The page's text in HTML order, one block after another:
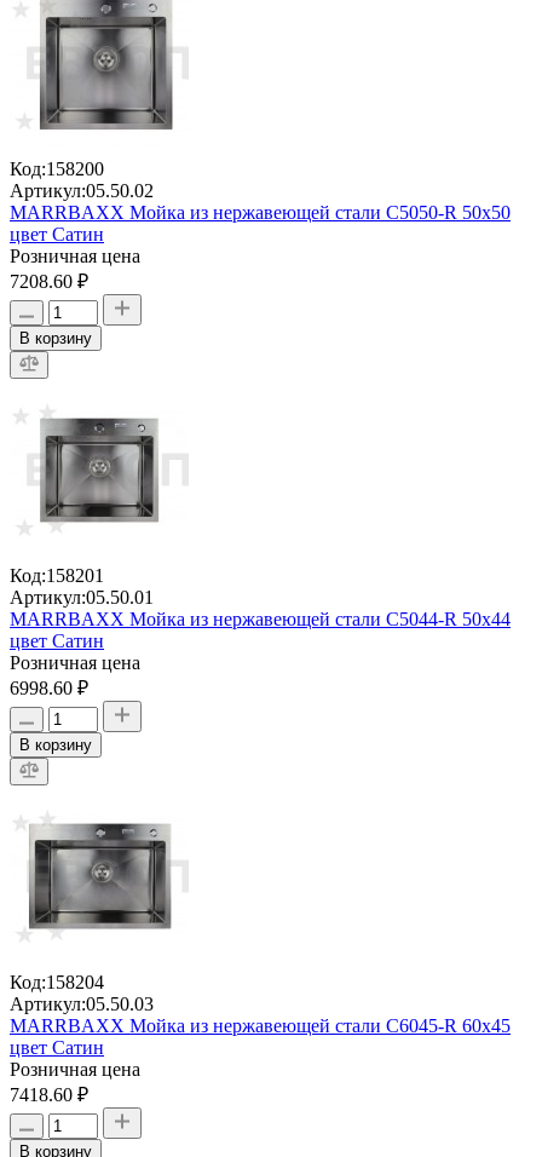
Код:158200
Артикул:05.50.02
MARRBAXX Мойка из нержавеющей стали C5050-R 50х50
цвет Сатин
Розничная цена
7208.60 ₽
В корзину
Код:158201
Артикул:05.50.01
MARRBAXX Мойка из нержавеющей стали C5044-R 50х44
цвет Сатин
Розничная цена
6998.60 ₽
В корзину
Код:158204
Артикул:05.50.03
MARRBAXX Мойка из нержавеющей стали C6045-R 60х45
цвет Сатин
Розничная цена
7418.60 ₽
В корзину